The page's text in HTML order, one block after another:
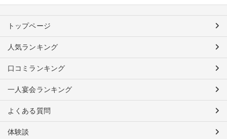
トップページ
人気ランキング
口コミランキング
一人宴会ランキング
よくある質問
体験談